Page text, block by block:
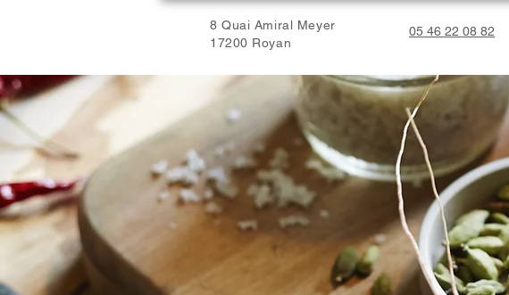
8 Quai Amiral Meyer
17200 Royan
05 46 22 08 82